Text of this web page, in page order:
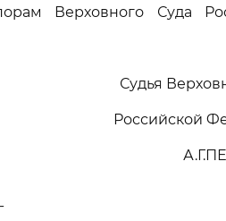
Верховного Суда
Судья
Российской